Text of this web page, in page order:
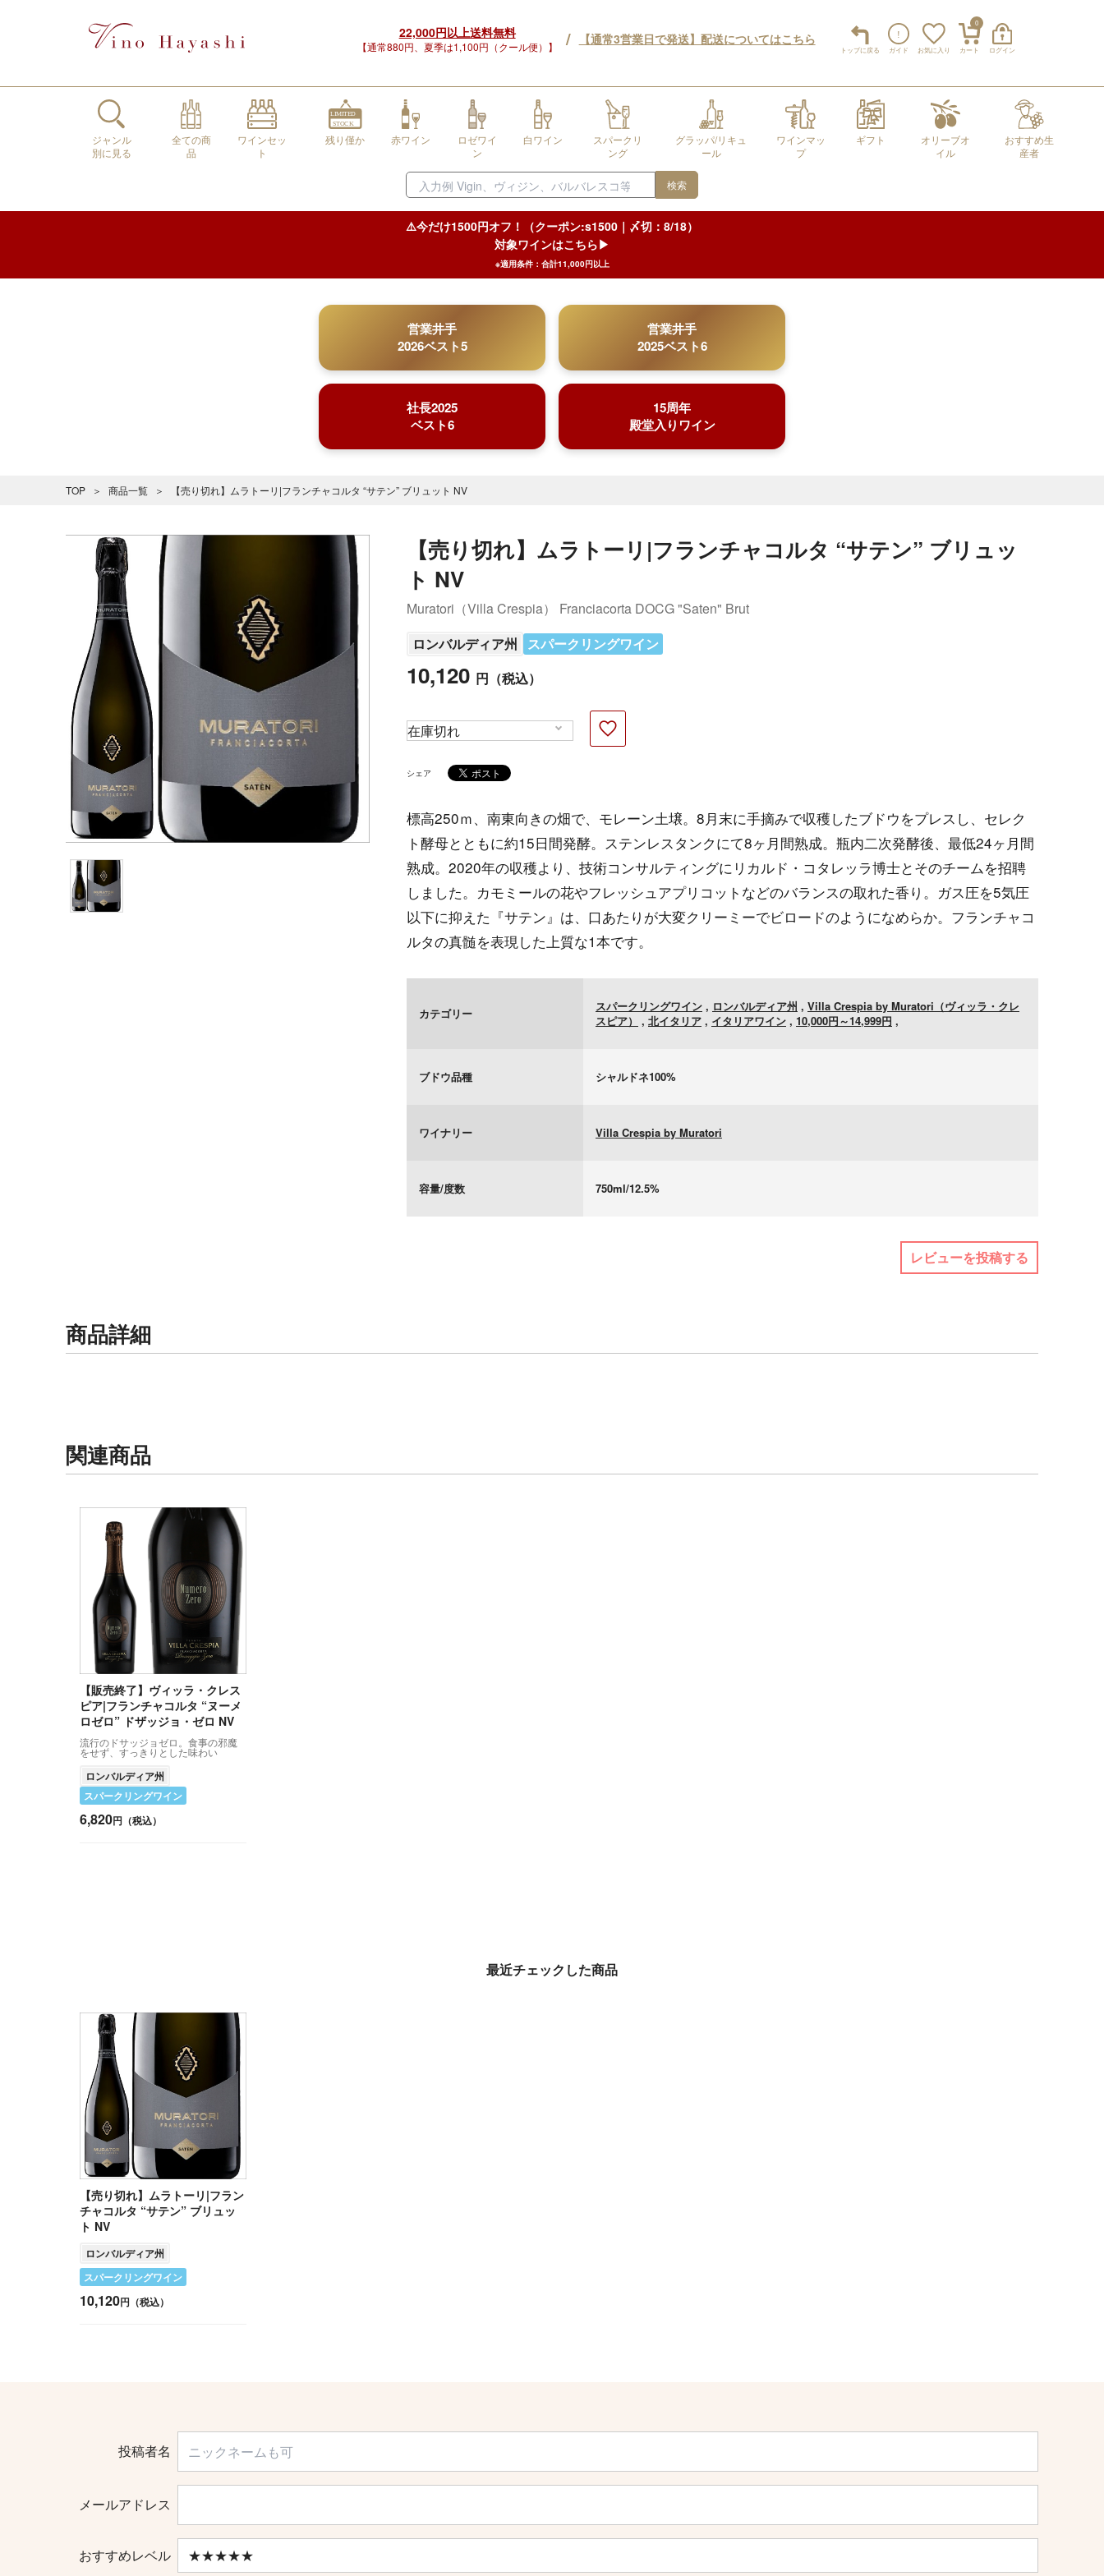
22,000円以上送料無料
【通常880円、夏季は1,100円（クール便）】 / 【通常3営業日で発送】配送についてはこちら
トップに戻る ガイド お気に入り
0
カート ログイン
ジャンル
別に見る
全ての商
品
ワインセッ
ト
残り僅か 赤ワイン
ロゼワイ
ン
白ワイン
スパークリ
ング
グラッパ/リキュ
ール
ワインマッ
プ
ギフト
オリーブオ
イル
おすすめ生
産者
検索
⚠️今だけ1500円オフ！（クーポン:s1500｜〆切：8/18）
対象ワインはこちら▶︎
※適用条件：合計11,000円以上
営業井手
2026ベスト5
営業井手
2025ベスト6
社長2025
ベスト6
15周年
殿堂入りワイン
TOP 商品一覧 【売り切れ】ムラトーリ|フランチャコルタ “サテン” ブリュット NV
【売り切れ】ムラトーリ|フランチャコルタ “サテン” ブリュッ
ト NV
Muratori（Villa Crespia） Franciacorta DOCG "Saten" Brut
ロンバルディア州
スパークリングワイン
10,120 円 （税込）
シェア
標高250ｍ、南東向きの畑で、モレーン土壌。8月末に手摘みで収穫したブドウをプレスし、セレク
ト酵母とともに約15日間発酵。ステンレスタンクにて8ヶ月間熟成。瓶内二次発酵後、最低24ヶ月間
熟成。2020年の収穫より、技術コンサルティングにリカルド・コタレッラ博士とそのチームを招聘
しました。カモミールの花やフレッシュアプリコットなどのバランスの取れた香り。ガス圧を5気圧
以下に抑えた『サテン』は、口あたりが大変クリーミーでビロードのようになめらか。フランチャコ
ルタの真髄を表現した上質な1本です。
カテゴリー スパークリングワイン , ロンバルディア州 , Villa Crespia by Muratori（ヴィッラ・クレ
スピア）
, 北イタリア , イタリアワイン , 10,000円～14,999円 ,
ブドウ品種 シャルドネ100%
ワイナリー Villa Crespia by Muratori
容量/度数 750ml/12.5%
レビューを投稿する
商品詳細
関連商品
【販売終了】ヴィッラ・クレス
ピア|フランチャコルタ “ヌーメ
ロゼロ” ドザッジョ・ゼロ NV
流行のドサッジョゼロ。食事の邪魔
をせず、すっきりとした味わい
ロンバルディア州
スパークリングワイン
6,820円（税込）
最近チェックした商品
【売り切れ】ムラトーリ|フラン
チャコルタ “サテン” ブリュッ
ト NV
ロンバルディア州
スパークリングワイン
10,120円（税込）
投稿者名
メールアドレス
おすすめレベル